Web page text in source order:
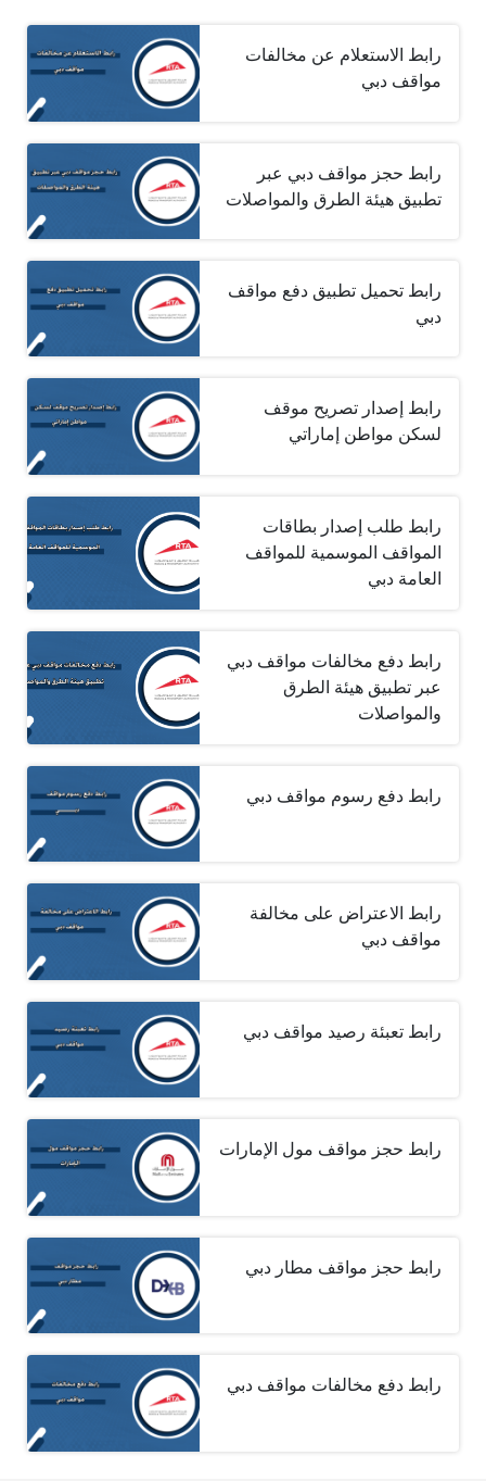
رابط الاستعلام عن مخالفات
مواقف دبي
رابط حجز مواقف دبي عبر
تطبيق هيئة الطرق والمواصلات
رابط تحميل تطبيق دفع مواقف
دبي
رابط إصدار تصريح موقف
لسكن مواطن إماراتي
رابط طلب إصدار بطاقات
المواقف الموسمية للمواقف
العامة دبي
رابط دفع مخالفات مواقف دبي
عبر تطبيق هيئة الطرق
والمواصلات
رابط دفع رسوم مواقف دبي
رابط الاعتراض على مخالفة
مواقف دبي
رابط تعبئة رصيد مواقف دبي
رابط حجز مواقف مول الإمارات
رابط حجز مواقف مطار دبي
رابط دفع مخالفات مواقف دبي